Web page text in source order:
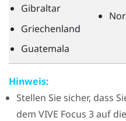
Gibraltar
Griechenland
Guatemala
Hinweis:
Stellen Sie sicher, dass
dem VIVE Focus 3auf